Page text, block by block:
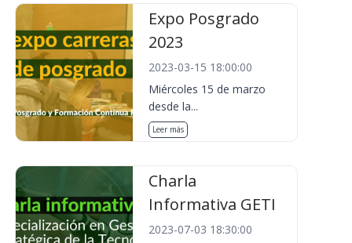
Expo Posgrado
2023
2023-03-15 18:00:00
Miércoles 15 de marzo
desde la...
Leer más
Charla
Informativa GETI
2023-07-03 18:30:00